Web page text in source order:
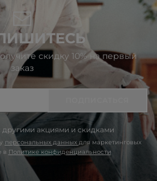
скидку 10% на первый
заказ
другими акциями и скидками
персональных данных для маркетинговых
в Политике конфиденциальности